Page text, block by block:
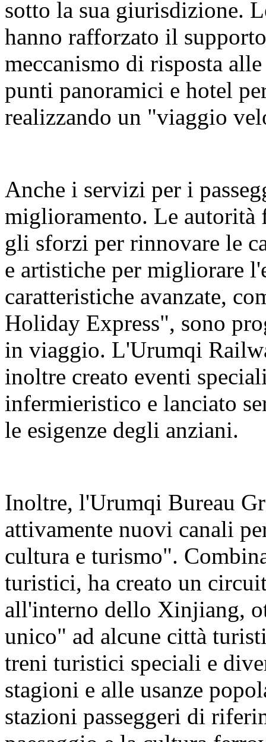
sotto la sua giurisdizione.
hanno rafforzato il
meccanismo di risposta
punti panoramici e hotel
realizzando un "viaggio
Anche i servizi per i
miglioramento. Le autorità
gli sforzi per rinnovare le
e artistiche per migliorare
caratteristiche avanzate,
Holiday Express", sono
in viaggio. L'Urumqi
inoltre creato eventi
infermieristico e lanciato
le esigenze degli anziani.
Inoltre, l'Urumqi Bureau
attivamente nuovi canali
cultura e turismo".
turistici, ha creato un
all'interno dello Xinjiang,
unico" ad alcune città
treni turistici speciali e
stagioni e alle usanze
stazioni passeggeri di